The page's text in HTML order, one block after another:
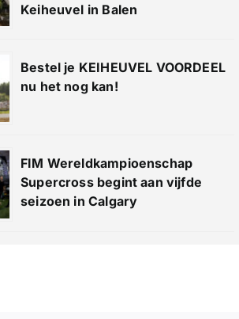
Keiheuvel in Balen
Bestel je KEIHEUVEL VOORDEEL
nu het nog kan!
FIM Wereldkampioenschap
Supercross begint aan vijfde
seizoen in Calgary